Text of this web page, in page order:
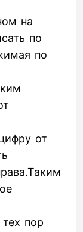
на
по
по
от
пор